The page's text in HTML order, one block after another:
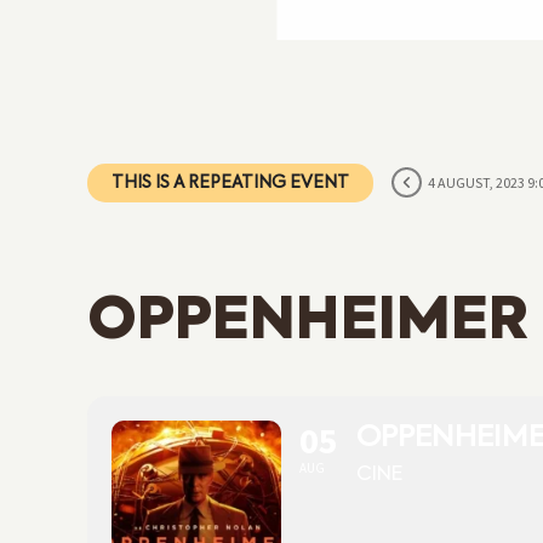
THIS IS A REPEATING EVENT 4 AUGUST, 2023
OPPENHEIMER